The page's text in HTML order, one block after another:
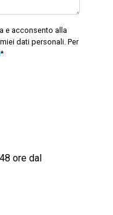
e acconsento alla
dati personali. Per
*
ore dal